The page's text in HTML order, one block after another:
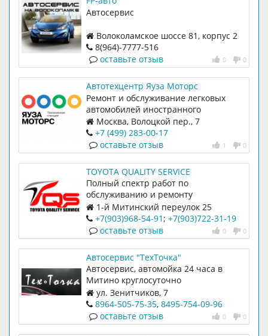
Автосервис
Волоколамское шоссе 81, корпус 2
строение 2
8(964)-7777-516
0 0
оставьте отзыв
Автотехцентр Яуза Моторс
Ремонт и обслуживание легковых
автомобилей иностранного
производства
Москва, Волоцкой пер., 7
+7 (499) 283-00-17
1 0
оставьте отзыв
TOYOTA QUALITY SERVICE
Полный спектр работ по
обслуживанию и ремонту
автомобилей TOYOTA и LEXUS
1-й Митинский переулок 25
+7(903)968-54-91; +7(903)722-31-19
0 0
оставьте отзыв
Автосервис "ТехТочка"
Автосервис, автомойка 24 часа в
Митино круглосуточно
ул. Зенитчиков, 7
8964-505-75-35, 8495-754-09-96
0 0
оставьте отзыв